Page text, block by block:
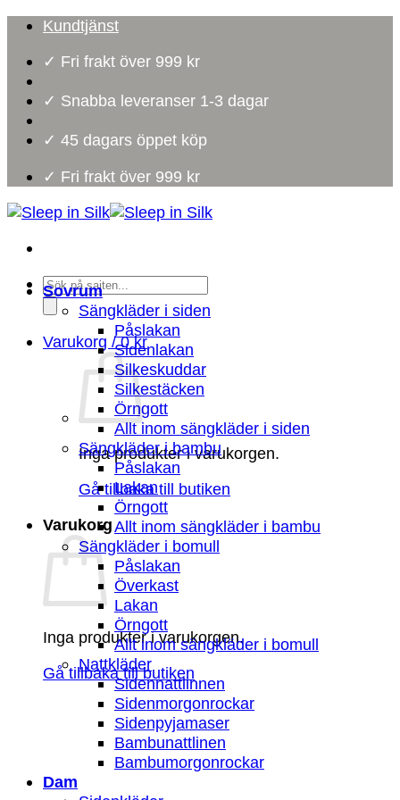
Skip
content
Kundtjänst
✓ Fri frakt över 999 kr
✓ Snabba leveranser 1-3 dagar
✓ 45 dagars öppet köp
✓ Fri frakt över 999 kr
Products
search
Varukorg /0kr
Inga produkter i varukorgen.
Gå tillbaka till butiken
Varukorg
Inga produkter i varukorgen.
Gå tillbaka till butiken
Sovrum
Sängkläder i siden
Påslakan
Sidenlakan
Silkeskuddar
Silkestäcken
Örngott
Allt inom sängkläder i siden
Sängkläder i bambu
Påslakan
Lakan
Örngott
Allt inom sängkläder i bambu
Sängkläder i bomull
Påslakan
Överkast
Lakan
Örngott
Allt inom sängkläder i bomull
Nattkläder
Sidennattlinnen
Sidenmorgonrockar
Sidenpyjamaser
Bambunattlinen
Bambumorgonrockar
Dam